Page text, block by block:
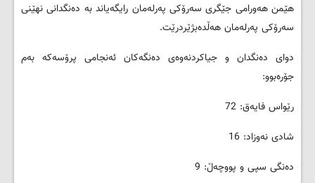
هێمن هه‌ورامی جێگری سه‌رۆكی په‌رله‌مان رایگه‌یاند به‌ ده‌نگدانی نهێنی
سه‌رۆكی په‌رله‌مان هه‌ڵده‌بژێردرێت.
دوای ده‌نگدان و جیاكردنه‌وه‌ی ده‌نگه‌كان ئه‌نجامی پرۆسه‌كه‌ به‌م
جۆره‌بوو:
رێواس فایه‌ق: 72
شادی نه‌وزاد: 16
ده‌نگی سپی و پووچه‌ڵ: 9